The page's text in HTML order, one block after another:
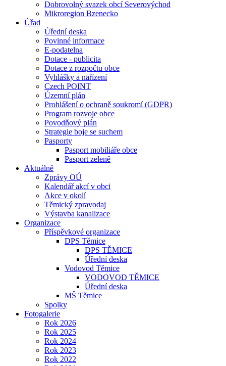
Dobrovolný svazek obcí Severovýchod
Mikroregion Bzenecko
Úřad
Úřední deska
Povinné informace
E-podatelna
Dotace - publicita
Dotace z rozpočtu obce
Vyhlášky a nařízení
Czech POINT
Územní plán
Prohlášení o ochraně soukromí (GDPR)
Program rozvoje obce
Povodňový plán
Strategie boje se suchem
Pasporty
Pasport mobiliáře obce
Pasport zeleně
Aktuálně
Zprávy OÚ
Kalendář akcí v obci
Akce v okolí
Těmický zpravodaj
Výstavba kanalizace
Organizace
Příspěvkové organizace
DPS Těmice
DPS TĚMICE
Úřední deska
Vodovod Těmice
VODOVOD TĚMICE
Úřední deska
MŠ Těmice
Spolky
Fotogalerie
Rok 2026
Rok 2025
Rok 2024
Rok 2023
Rok 2022